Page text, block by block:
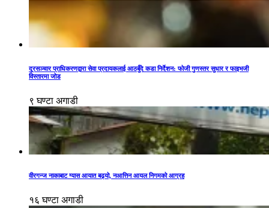
दूरसञ्चार प्राधिकरणद्वारा सेवा प्रदायकलाई आठबुँदे कडा निर्देशन: फोजी गुणस्तर सुधार र फाइभजी
विस्तारमा जोड
९ घण्टा अगाडी
वीरगन्ज नाकाबाट ग्यास आयात बढ्यो, नआत्तिन आयल निगमको आग्रह
१६ घण्टा अगाडी